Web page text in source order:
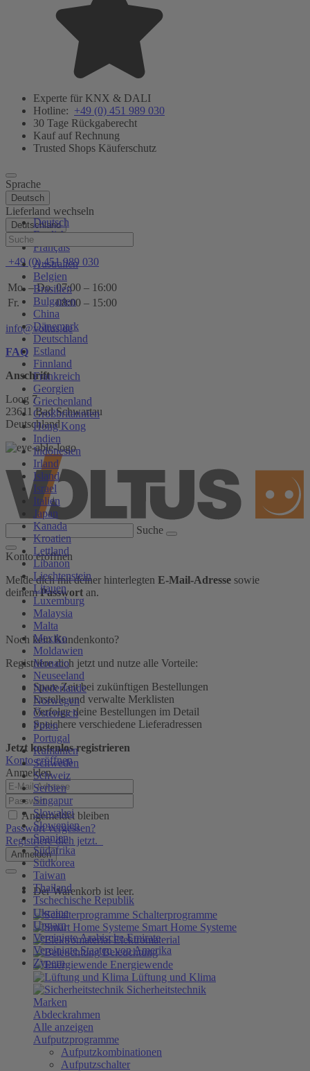
Experte für KNX & DALI
Hotline: +49 (0) 451 989 030
30 Tage Rückgaberecht
Kauf auf Rechnung
Trusted Shops Käuferschutz
Sprache
Deutsch
Deutsch
English
Français
Lieferland wechseln
Deutschland
Australien
Belgien
Brasilien
Bulgarien
China
Dänemark
Deutschland
Estland
Finnland
Frankreich
Georgien
Griechenland
Großbritannien
Hong Kong
Indien
Indonesien
Irland
Island
Israel
Italien
Japan
Kanada
Kroatien
Lettland
Libanon
Liechtenstein
Litauen
Luxemburg
Malaysia
Malta
Mexiko
Moldawien
Monaco
Neuseeland
Niederlande
Norwegen
Österreich
Polen
Portugal
Rumänien
Schweden
Schweiz
Serbien
Singapur
Slowakei
Slowenien
Spanien
Südafrika
Südkorea
Taiwan
Thailand
Tschechische Republik
Ukraine
Ungarn
Vereinigte Arabische Emirate
Vereinigte Staaten von Amerika
Zypern
Hilfe
+49 (0) 451 989 030
Mo. – Do. 07:00 – 16:00
Fr.
08:00 – 15:00
info@voltus.de
FAQ
Anschrift
Loog 7
23611 Bad Schwartau
Deutschland
Suche
Konto eröffnen
Melde dich mit deiner hinterlegten E-Mail-Adresse sowie
deinemPasswort an.
Noch kein Kundenkonto?
Registriere dich jetzt und nutze alle Vorteile:
Spare Zeit bei zukünftigen Bestellungen
Erstelle und verwalte Merklisten
Verfolge deine Bestellungen im Detail
Speichere verschiedene Lieferadressen
Jetzt kostenlos registrieren
Konto eröffnen
Anmelden
Angemeldet bleiben
Passwort vergessen?
Registriere dich jetzt.
Anmelden
Der Warenkorb ist leer.
Schalterprogramme
Smart Home Systeme
Elektromaterial
Beleuchtung
Energiewende
Lüftung und Klima
Sicherheitstechnik
Marken
Abdeckrahmen
Alle anzeigen
Aufputzprogramme
Aufputzkombinationen
Aufputzschalter